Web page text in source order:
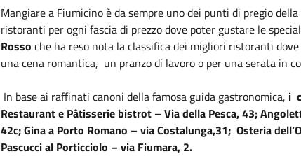
Mangiare a Fiumicino è da sempre uno dei punti di pregio
ristoranti per ogni fascia di prezzo dove poter gustare le
Rosso che ha reso nota la classifica dei migliori ristoranti
una cena romantica, un pranzo di lavoro o per una serata in
In base ai raffinati canoni della famosa guida gastronomica, i
Restaurant e Pâtisserie bistrot – Via della Pesca, 43;
42c; Gina a Porto Romano – via Costalunga,31; Osteria
Pascucci al Porticciolo – via Fiumara, 2.